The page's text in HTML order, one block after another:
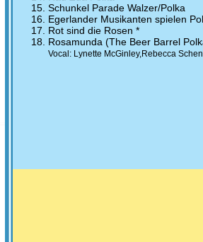
Schunkel Parade Walzer/Polka
Egerlander Musikanten spielen
Rot sind die Rosen *
Rosamunda (The Beer Barrel
Vocal: Lynette McGinley,Rebecca